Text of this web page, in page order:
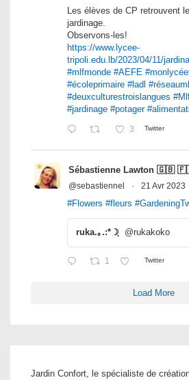
Les élèves de CP retrouvent
jardinage.
Observons-les!
https://www.lycee-
tripoli.edu.lb/2023/04/11/
#mlfmonde #AEFE
#écoleprimaire #ladl
#deuxculturestroislangues
#jardinage #potager
3 Twitter
Sébastienne Lawton 🇬🇧
@sebastiennel · 21 Avr 2023
#Flowers #fleurs
ruka.｡.:*☽ฺ @rukakoko
1 Twitter
Load More
Jardin Confort, le spécialiste de